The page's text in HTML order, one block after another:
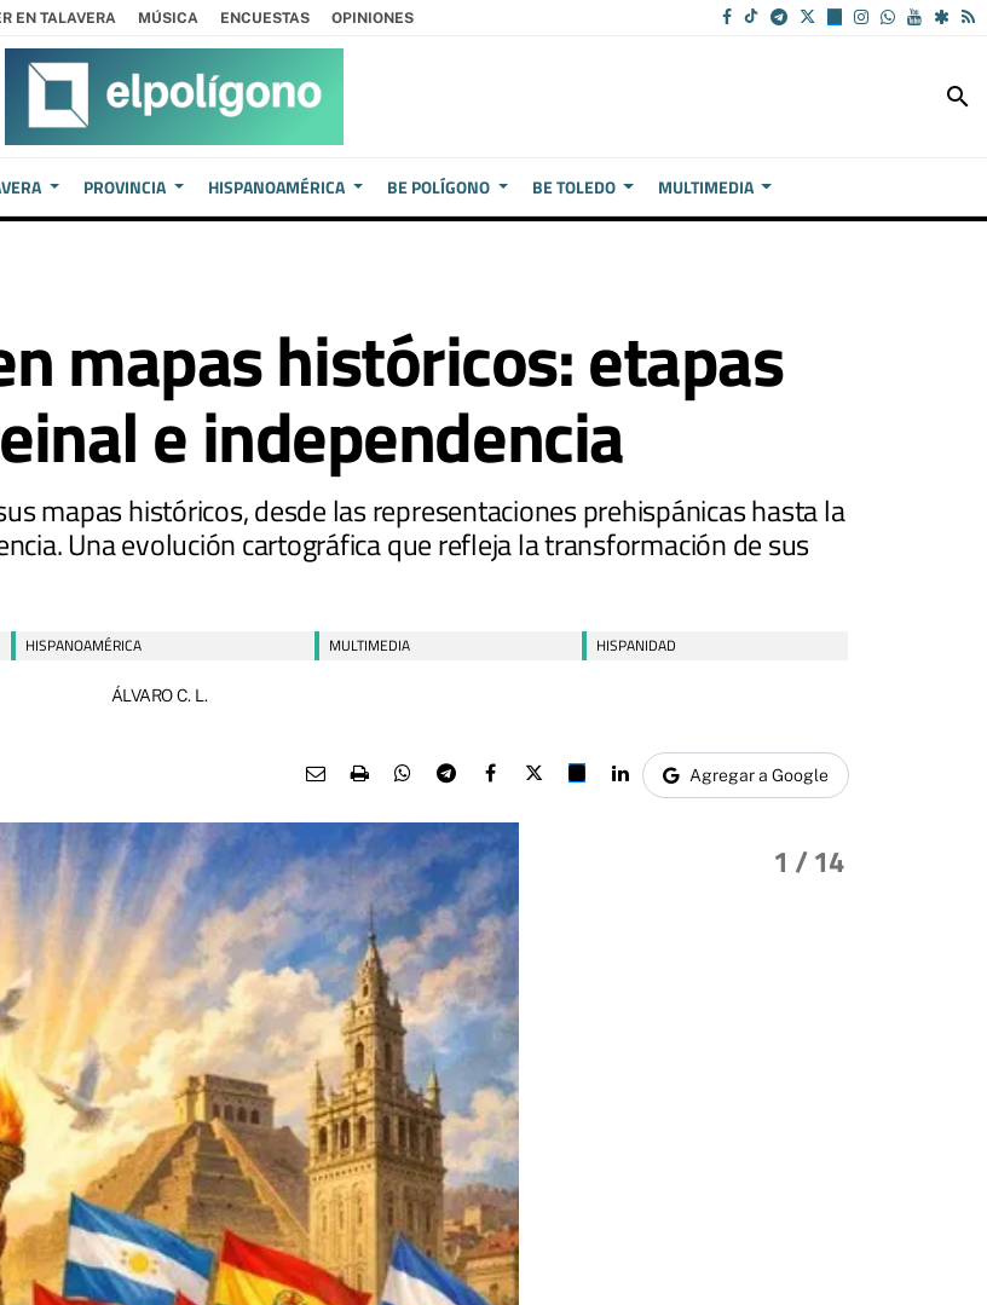
EN TALAVERA MÚSICA ENCUESTAS OPINIONES
search
PROVINCIA HISPANOAMÉRICA BE POLÍGONO BE TOLEDO MULTIMEDIA
mapas históricos: etapas
e independencia
mapas históricos, desde las representaciones prehispánicas hasta la
Una evolución cartográfica que refleja la transformación de sus
HISPANOAMÉRICA MULTIMEDIA HISPANIDAD
ÁLVARO C. L.
Agregar a Google
1 / 14